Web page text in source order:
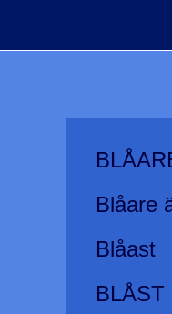
Blåare
Blåast
BLÅST